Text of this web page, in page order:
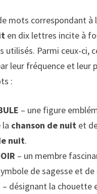
mots correspondant
en dix lettres incite à
utilisés. Parmi ceux-ci,
leur fréquence et leur
:
– une figure
la chanson de nuitet de
nuit.
– un membre
de sagesse et
– désignant la chouette